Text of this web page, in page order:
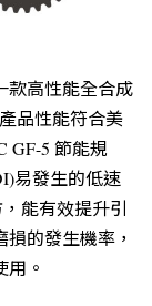
款高性能全合成
品性能符合美
GF-5 節能規
易發生的低速
能有效提升引
的發生機率，
。